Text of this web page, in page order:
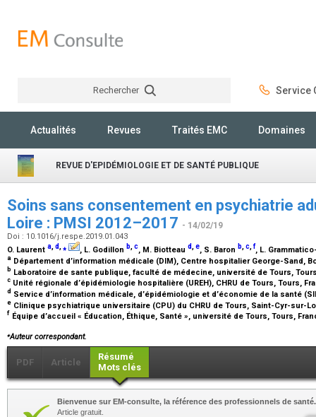
Rechercher Service
Actualités Revues Traités EMC Domaines
REVUE D'EPIDÉMIOLOGIE ET DE SANTÉ PUBLIQUE
Soins sans consentement en psychiatrie
Loire : PMSI 2012–2017 - 14/02/19
Doi : 10.1016/j.respe.2019.01.043
O. Laurent a,d,⁎ , L. Godillon b,c, M. Biotteau d,e, S. Baron b,c,f, L.
a Département d’information médicale (DIM), Centre hospitalier George-Sand,
b Laboratoire de sante publique, faculté de médecine, université de Tours,
c Unité régionale d’épidémiologie hospitalière (UREH), CHRU de Tours, Tours,
d Service d’information médicale, d’épidémiologie et d’économie de la santé
e Clinique psychiatrique universitaire (CPU) du CHRU de Tours, Saint-Cyr-sur-
f Équipe d’accueil « Éducation, Éthique, Santé », université de Tours, Tours,
⁎Auteur correspondant.
PDF Article
Résumé
Mots clés
Bienvenue sur EM-consulte, la référence des professionnels de santé.
Article gratuit.